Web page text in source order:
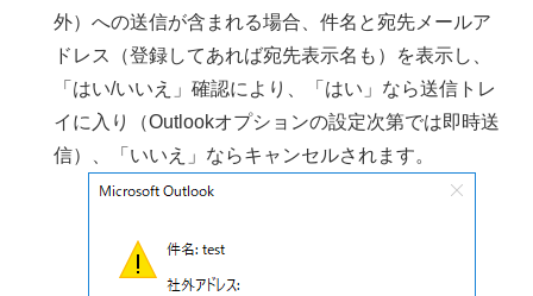
外）への送信が含まれる場合、件名と宛先メールア
ドレス（登録してあれば宛先表示名も）を表示し、
「はい/いいえ」確認により、「はい」なら送信トレ
イに入り（Outlookオプションの設定次第では即時送
信）、「いいえ」ならキャンセルされます。